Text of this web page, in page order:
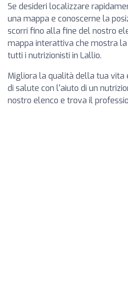
Se desideri localizzare
una mappa e conoscerne la
scorri fino alla fine del nostro
mappa interattiva che mostra
tutti i nutrizionisti in Lallio.
Migliora la qualità della tua vita
di salute con l'aiuto di un
nostro elenco e trova il